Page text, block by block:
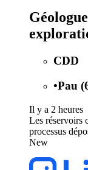
CDD
•Pau
Il y a 2 heures
Les réservoirs
processus
New